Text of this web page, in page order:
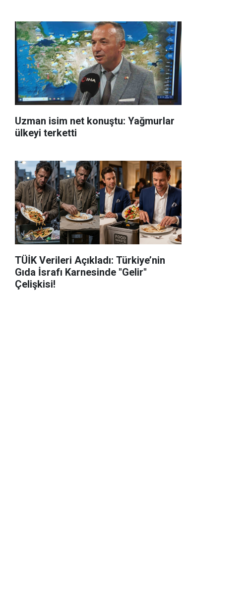
Uzman isim net konuştu: Yağmurlar
ülkeyi terketti
TÜİK Verileri Açıkladı: Türkiye’nin
Gıda İsrafı Karnesinde "Gelir"
Çelişkisi!